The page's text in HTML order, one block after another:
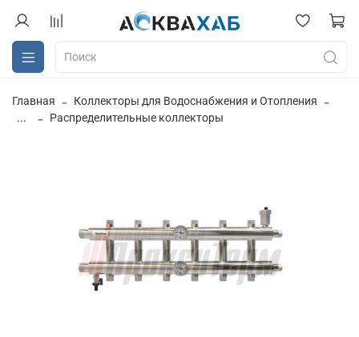
Главная
Коллекторы для Водоснабжения и Отопления
...
Распределительные коллекторы